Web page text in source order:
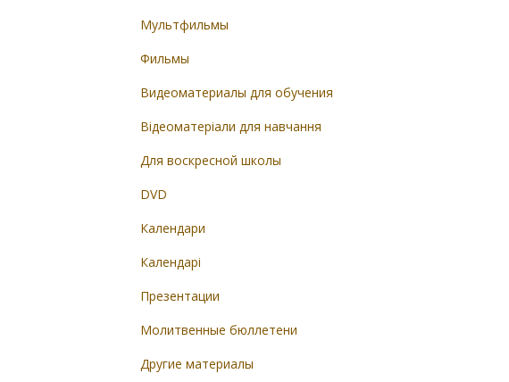
Мультфильмы
Фильмы
Видеоматериалы для обучения
Відеоматеріали для навчання
Для воскресной школы
DVD
Календари
Календарі
Презентации
Молитвенные бюллетени
Другие материалы